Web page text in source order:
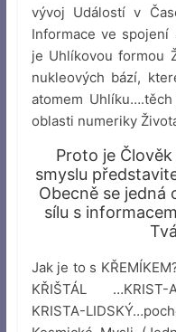
vývoj Událostí v
Informace ve
je Uhlíkovou formou
nukleových bází,
atomem
oblasti numeriky
Proto je
smyslu
Obecně se jedná
sílu s
Jak je to s
KŘIŠTÁL …KRIST-
KRISTA-